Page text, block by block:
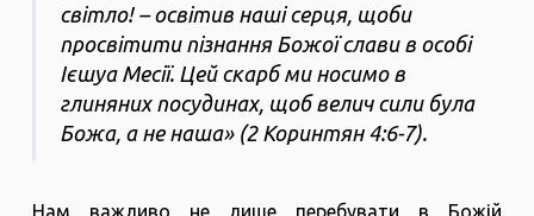
світло! – освітив наші серця, щоби
просвітити пізнання Божої слави в особі
Ієшуа Месії. Цей скарб ми носимо в
глиняних посудинах, щоб велич сили була
Божа, а не наша» (2 Коринтян 4:6-7).
Нам важливо не лише перебувати в Божій